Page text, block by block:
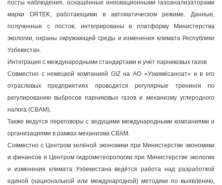
посты наблюдения, оснащённые инновационными газоанализаторами
марки ORTEK, работающими в автоматическом режиме. Данные,
полученные с постов, интегрированы в платформу Министерства
экологии, охраны окружающей среды и изменения климата Республики
Узбекистан.
Интеграция с международными стандартами и учёт парниковых газов
Совместно с немецкой компанией GIZ на АО «Узкимёсаноат» и в его
отраслевых предприятиях проводятся регулярные тренинги по
регулированию выбросов парниковых газов и механизму углеродного
налога (CBAM).
Также ведутся переговоры с ведущими международными компаниями и
организациями в рамках механизма CBAM.
Совместно с Центром зелёной экономики при Министерстве экономики
и финансов и Центром гидрометеорологии при Министерстве экологии
и изменения климата Узбекистана ведётся работа над разработкой
единой (национальной или международной) методики по выявлению,